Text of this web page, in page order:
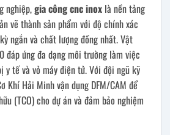
nghiệp,gia công cnc inox là nền tảng
vẽ thành sản phẩm với độ chính xác
ngắn và chất lượng đồng nhất. Vật
đáp ứng đa dạng môi trường làm việc
y tế và vỏ máy điện tử. Với đội ngũ kỹ
Khí Hải Minh vận dụng DFM/CAM để
(TCO) cho dự án và đảm bảo nghiệm